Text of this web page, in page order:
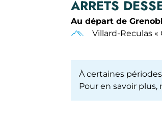
ARRÊTS
Au départ de
Villard-Reculas «
À certaines
Pour en savoir